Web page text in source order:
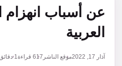
عن أسباب
العربية
آذار 17, 2022 موقع الناشر 617 قراءة1 دقائق قراءة